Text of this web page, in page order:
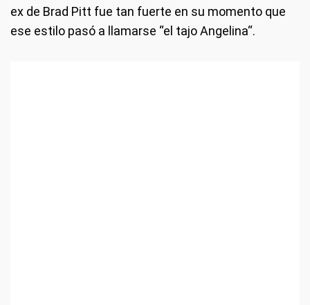
ex de Brad Pitt fue tan fuerte en su momento que
ese estilo pasó a llamarse “el tajo Angelina“.